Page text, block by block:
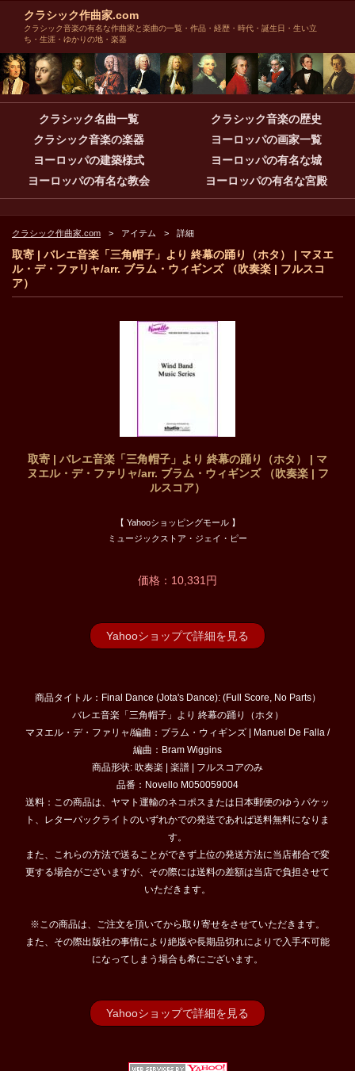
クラシック作曲家.com
クラシック音楽の有名な作曲家と楽曲の一覧・作品・経歴・時代・誕生日・生い立
ち・生涯・ゆかりの地・楽器
クラシック名曲一覧
クラシック音楽の歴史
クラシック音楽の楽器
ヨーロッパの画家一覧
ヨーロッパの建築様式
ヨーロッパの有名な城
ヨーロッパの有名な教会
ヨーロッパの有名な宮殿
クラシック作曲家.com アイテム 詳細
取寄 | バレエ音楽「三角帽子」より 終幕の踊り（ホタ） | マヌエ
ル・デ・ファリャ/arr. ブラム・ウィギンズ （吹奏楽 | フルスコ
ア）
取寄 | バレエ音楽「三角帽子」より 終幕の踊り（ホタ） | マ
ヌエル・デ・ファリャ/arr. ブラム・ウィギンズ （吹奏楽 | フ
ルスコア）
【 Yahooショッピングモール 】
ミュージックストア・ジェイ・ピー
価格：10,331円
Yahooショップで詳細を見る
商品タイトル：Final Dance (Jota's Dance): (Full Score, No Parts）
バレエ音楽「三角帽子」より 終幕の踊り（ホタ）
マヌエル・デ・ファリャ/編曲：ブラム・ウィギンズ | Manuel De Falla /
編曲：Bram Wiggins
商品形状: 吹奏楽 | 楽譜 | フルスコアのみ
品番：Novello M050059004
送料：この商品は、ヤマト運輸のネコポスまたは日本郵便のゆうパケッ
ト、レターパックライトのいずれかでの発送であれば送料無料になりま
す。
また、これらの方法で送ることができず上位の発送方法に当店都合で変
更する場合がございますが、その際には送料の差額は当店で負担させて
いただきます。
※この商品は、ご注文を頂いてから取り寄せをさせていただきます。
また、その際出版社の事情により絶版や長期品切れによりで入手不可能
になってしまう場合も希にございます。
Yahooショップで詳細を見る